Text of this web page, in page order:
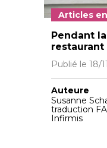
© Vera Markus
Articles
Pendant
Publié le 18/
Auteure
Susanne
traduction
Infirmis